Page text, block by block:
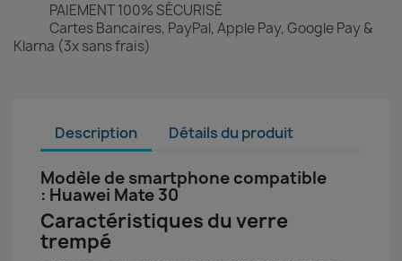
PAIEMENT 100% SÉCURISÉ
Cartes Bancaires, PayPal, Apple Pay, Google Pay &
Klarna (3x sans frais)
Description Détails du produit
Modèle de smartphone compatible
: Huawei Mate 30
Caractéristiques du verre
trempé